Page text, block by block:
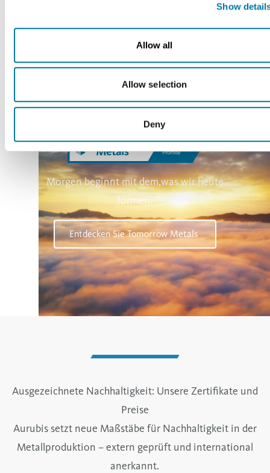
Show
Allow all
Allow selection
Deny
158 kg
Aurubis Silber
Morgen beginnt mit dem,was wir heute
formen.
Entdecken Sie Tomorrow Metals
Ausgezeichnete Nachhaltigkeit: Unsere Zertifikate und
Preise
Aurubis setzt neue Maßstäbe für Nachhaltigkeit in der
Metallproduktion – extern geprüft und international
anerkannt.